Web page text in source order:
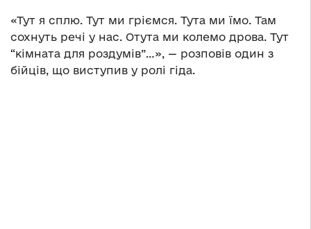
«Тут я сплю. Тут ми гріємся. Тута ми їмо. Там
сохнуть речі у нас. Отута ми колемо дрова. Тут
“кімната для роздумів”…», — розповів один з
бійців, що виступив у ролі гіда.